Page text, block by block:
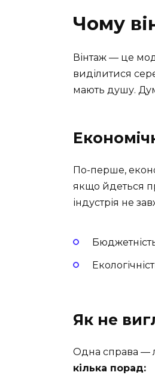
Чому
Вінтаж — це
виділитися
мають душу.
По-перше,
якщо йдеться
індустрія не
Як не
Одна справа —
кілька порад: